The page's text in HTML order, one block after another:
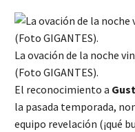
La ovación de la noche
(Foto GIGANTES).
El reconocimiento a
la pasada temporada,
equipo revelación (¡qué